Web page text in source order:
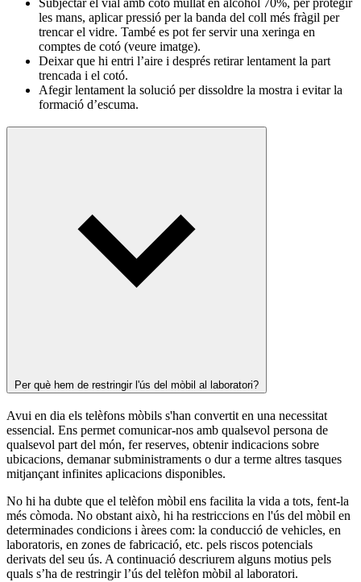
les mans, aplicar pressió per la banda del coll més fràgil per
trencar el vidre. També es pot fer servir una xeringa en
comptes de cotó (veure imatge).
Deixar que hi entri l’aire i després retirar lentament la part
trencada i el cotó.
Afegir lentament la solució per dissoldre la mostra i evitar la
formació d’escuma.
Per què hem de restringir l'ús del mòbil al laboratori?
Avui en dia els telèfons mòbils s'han convertit en una necessitat
essencial. Ens permet comunicar-nos amb qualsevol persona de
qualsevol part del món, fer reserves, obtenir indicacions sobre
ubicacions, demanar subministraments o dur a terme altres tasques
mitjançant infinites aplicacions disponibles.
No hi ha dubte que el telèfon mòbil ens facilita la vida a tots, fent-la
més còmoda. No obstant això, hi ha restriccions en l'ús del mòbil en
determinades condicions i àrees com: la conducció de vehicles, en
laboratoris, en zones de fabricació, etc. pels riscos potencials
derivats del seu ús. A continuació descriurem alguns motius pels
quals s’ha de restringir l’ús del telèfon mòbil al laboratori.